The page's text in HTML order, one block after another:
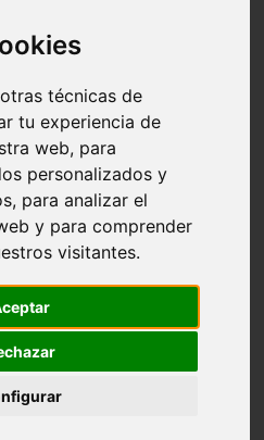
técnicas de
tu experiencia de
web, para
personalizados y
para analizar el
y para comprender
visitantes.
que
impactantes y mucho mas